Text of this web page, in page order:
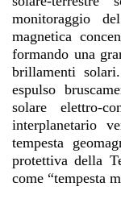
monitoraggio
magnetica
formando una
brillamenti
espulso
solare elettro-
interplanetario
tempesta
protettiva della
come “tempesta